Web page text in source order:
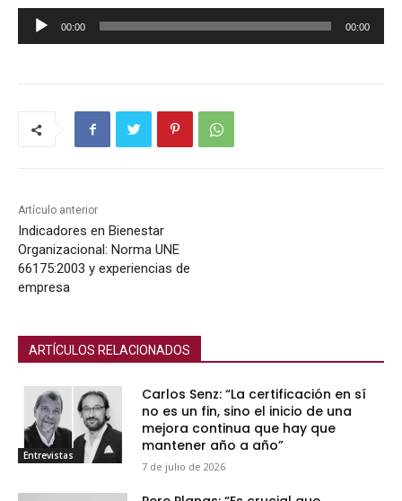
e
t
o
r
d
d
00:00 00:00
Artículo anterior
Indicadores en Bienestar
Organizacional: Norma UNE
66175:2003 y experiencias de
empresa
ARTÍCULOS RELACIONADOS
Entrevistas
Carlos Senz: “La certificación en sí
no es un fin, sino el inicio de una
mejora continua que hay que
mantener año a año”
7 de julio de 2026